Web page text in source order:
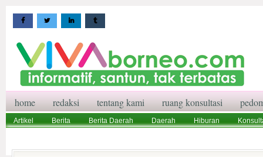
home redaksi tentang kami ruang konsultasi
Artikel Berita Berita Daerah Daerah Hiburan